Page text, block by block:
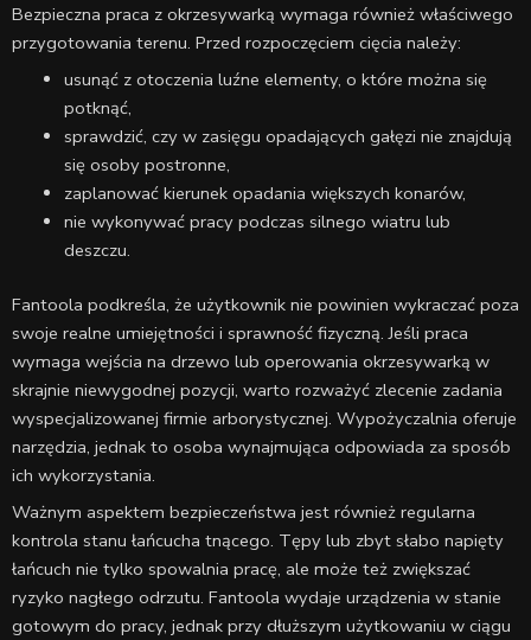
Bezpieczna praca z okrzesywarką wymaga również właściwego
przygotowania terenu. Przed rozpoczęciem cięcia należy:
usunąć z otoczenia luźne elementy, o które można się
potknąć,
sprawdzić, czy w zasięgu opadających gałęzi nie znajdują
się osoby postronne,
zaplanować kierunek opadania większych konarów,
nie wykonywać pracy podczas silnego wiatru lub
deszczu.
Fantoola podkreśla, że użytkownik nie powinien wykraczać poza
swoje realne umiejętności i sprawność fizyczną. Jeśli praca
wymaga wejścia na drzewo lub operowania okrzesywarką w
skrajnie niewygodnej pozycji, warto rozważyć zlecenie zadania
wyspecjalizowanej firmie arborystycznej. Wypożyczalnia oferuje
narzędzia, jednak to osoba wynajmująca odpowiada za sposób
ich wykorzystania.
Ważnym aspektem bezpieczeństwa jest również regularna
kontrola stanu łańcucha tnącego. Tępy lub zbyt słabo napięty
łańcuch nie tylko spowalnia pracę, ale może też zwiększać
ryzyko nagłego odrzutu. Fantoola wydaje urządzenia w stanie
gotowym do pracy, jednak przy dłuższym użytkowaniu w ciągu